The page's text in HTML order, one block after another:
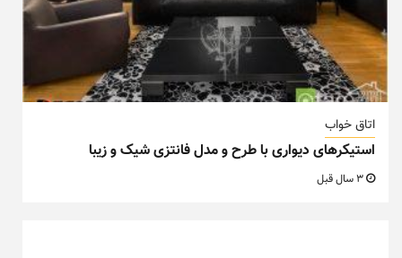
اتاق خواب
استیکرهای دیواری با طرح و مدل فانتزی شیک و زیبا